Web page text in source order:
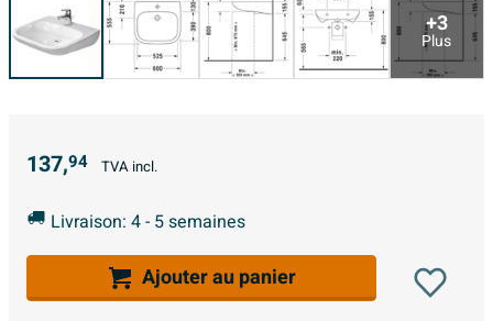
+3
Plus
137,94 TVA incl.
Livraison: 4 - 5 semaines
Ajouter au panier